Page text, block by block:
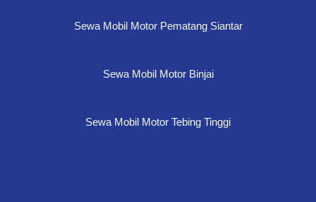
Sewa Mobil Motor Pematang Siantar
Sewa Mobil Motor Binjai
Sewa Mobil Motor Tebing Tinggi